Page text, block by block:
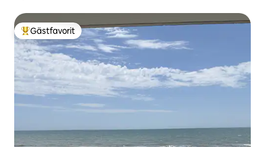
Populär gästfavorit
Gästfavorit